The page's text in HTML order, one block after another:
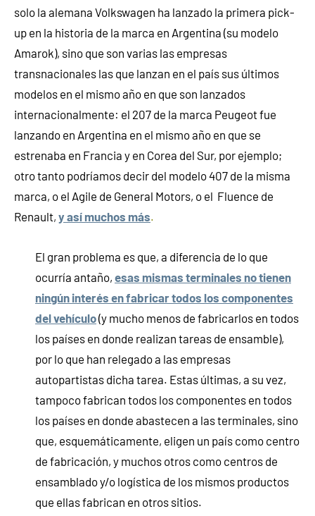
solo la alemana Volkswagen ha lanzado la primera pick-
up en la historia de la marca en Argentina (su modelo
Amarok), sino que son varias las empresas
transnacionales las que lanzan en el país sus últimos
modelos en el mismo año en que son lanzados
internacionalmente: el 207 de la marca Peugeot fue
lanzando en Argentina en el mismo año en que se
estrenaba en Francia y en Corea del Sur, por ejemplo;
otro tanto podríamos decir del modelo 407 de la misma
marca, o el Agile de General Motors, o el Fluence de
Renault, y así muchos más.
El gran problema es que, a diferencia de lo que
ocurría antaño, esas mismas terminales no tienen
ningún interés en fabricar todos los componentes
del vehículo(y mucho menos de fabricarlos en todos
los países en donde realizan tareas de ensamble),
por lo que han relegado a las empresas
autopartistas dicha tarea. Estas últimas, a su vez,
tampoco fabrican todos los componentes en todos
los países en donde abastecen a las terminales, sino
que, esquemáticamente, eligen un país como centro
de fabricación, y muchos otros como centros de
ensamblado y/o logística de los mismos productos
que ellas fabrican en otros sitios.